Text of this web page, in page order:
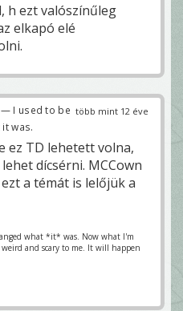
h ezt valószínűleg
elkapó elé
több mint 12 éve
— I used to be
was.
ez TD lehetett volna,
dícsérni. MCCown
a témát is lelőjük a
what *it* was. Now what I'm
and scary to me. It will happen